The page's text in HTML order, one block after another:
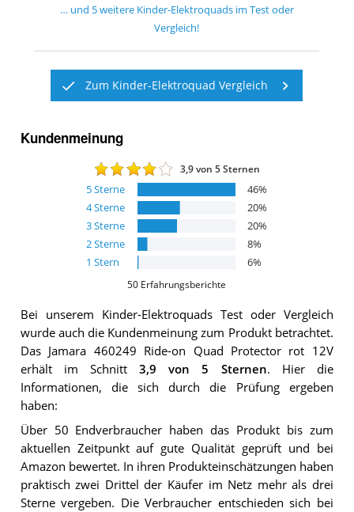
… und 5weitere Kinder-Elektroquadsim Test oder
Vergleich!
Zum Kinder-Elektroquad Vergleich
Kundenmeinung
3,9von 5 Sternen
5Sterne 46%
4Sterne 20%
3Sterne 20%
2Sterne 8%
1 Stern 6%
50 Erfahrungsberichte
Bei unserem Kinder-ElektroquadsTest oder Vergleich
wurde auch die Kundenmeinung zum Produkt betrachtet.
Das Jamara 460249 Ride-on Quad Protector rot 12V
erhält im Schnitt3,9 von 5 Sternen. Hier die
Informationen, die sich durch die Prüfung ergeben
haben:
Über 50 Endverbraucher haben das Produkt bis zum
aktuellen Zeitpunkt auf gute Qualität geprüft und bei
Amazon bewertet. In ihren Produkteinschätzungen haben
praktisch zwei Drittel der Käufer im Netz mehr als drei
Sterne vergeben. Die Verbraucher entschieden sich bei